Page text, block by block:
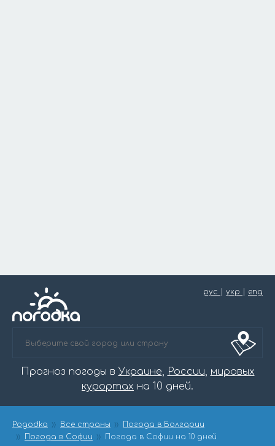
рус укр eng
Прогноз погоды в Украине, России, мировых
курортах на 10 дней.
Pogodka Все страны
Погода в Болгарии
Погода в Софии
Погода в Софии на 10 дней